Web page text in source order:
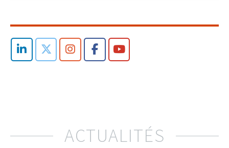
ACTUALITÉS